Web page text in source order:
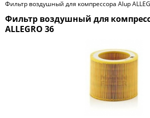
Фильтр воздушный для компрессора Alup
Фильтр воздушный для
ALLEGRO 36